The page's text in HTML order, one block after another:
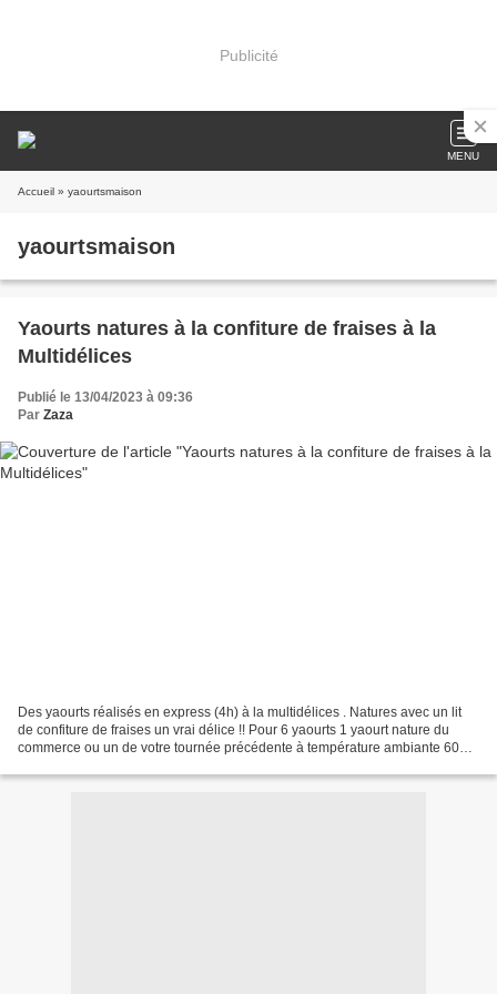
Publicité
MENU
Accueil » yaourtsmaison
yaourtsmaison
Yaourts natures à la confiture de fraises à la
Multidélices
Publié le 13/04/2023 à 09:36
Par Zaza
Des yaourts réalisés en express (4h) à la multidélices . Natures avec un lit
de confiture de fraises un vrai délice !! Pour 6 yaourts 1 yaourt nature du
commerce ou un de votre tournée précédente à température ambiante 600